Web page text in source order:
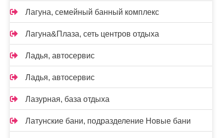
Лагуна, семейный банный комплекс
Лагуна&Плаза, сеть центров отдыха
Ладья, автосервис
Ладья, автосервис
Лазурная, база отдыха
Латунские бани, подразделение Новые бани